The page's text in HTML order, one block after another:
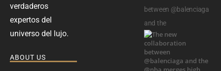
verdaderos
expertos del
universo del lujo.
ABOUT US
between @balenciaga
and the